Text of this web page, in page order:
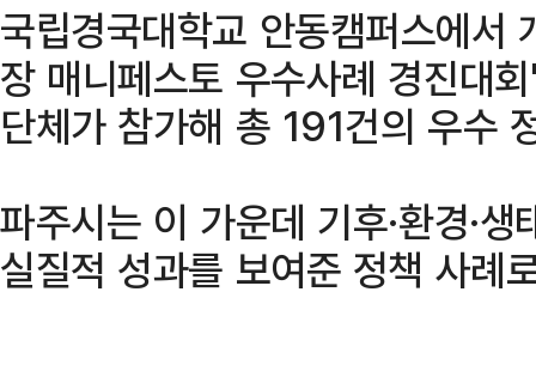
국립경국대학교 안동캠퍼스에
장 매니페스토 우수사례 경진대
단체가 참가해 총 191건의 우수
파주시는 이 가운데 기후·환경·
실질적 성과를 보여준 정책 사례